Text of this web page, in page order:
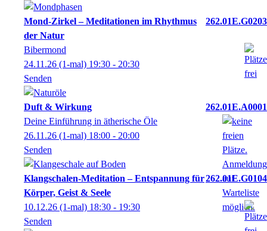
Mond-Zirkel – Meditationen im Rhythmus
der Natur
262.01E.G0203
Bibermond
24.11.26 (1-mal) 19:30 - 20:30
Senden
Duft & Wirkung
262.01E.A0001
Deine Einführung in ätherische Öle
26.11.26 (1-mal) 18:00 - 20:00
Senden
Klangschalen-Meditation – Entspannung für
Körper, Geist & Seele
262.01E.G0104
10.12.26 (1-mal) 18:30 - 19:30
Senden